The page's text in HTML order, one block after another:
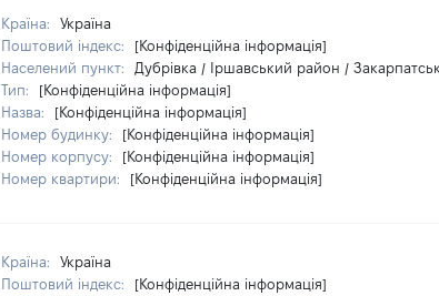
Країна:
Україна
Поштовий індекс:
[Конфіденційна інформація]
Населений пункт:
Дубрівка / Іршавський район /
Тип:
[Конфіденційна інформація]
Назва:
[Конфіденційна інформація]
Номер будинку:
[Конфіденційна інформація]
Номер корпусу:
[Конфіденційна інформація]
Номер квартири:
[Конфіденційна інформація]
Країна:
Україна
Поштовий індекс:
[Конфіденційна інформація]